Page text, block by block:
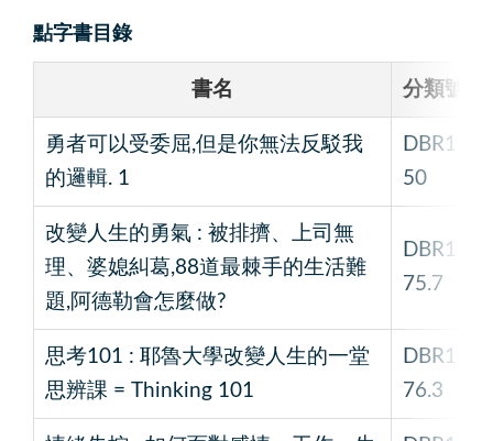
點字書目錄
書名 分類號
勇者可以受委屈,但是你無法反駁我
的邏輯. 1
DBR1
50
改變人生的勇氣 : 被排擠、上司無
理、婆媳糾葛,88道最棘手的生活難
題,阿德勒會怎麼做?
DBR1
75.7
思考101 : 耶魯大學改變人生的一堂
思辨課 = Thinking 101
DBR1
76.3